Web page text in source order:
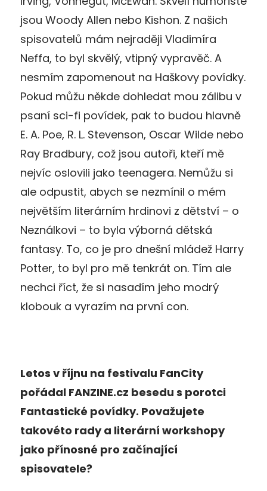
jsou Woody Allen nebo Kishon. Z našich
spisovatelů mám nejraději Vladimíra
Neffa, to byl skvělý, vtipný vypravěč. A
nesmím zapomenout na Haškovy povídky.
Pokud můžu někde dohledat mou zálibu v
psaní sci-fi povídek, pak to budou hlavně
E. A. Poe, R. L. Stevenson, Oscar Wilde nebo
Ray Bradbury, což jsou autoři, kteří mě
nejvíc oslovili jako teenagera. Nemůžu si
ale odpustit, abych se nezmínil o mém
největším literárním hrdinovi z dětství – o
Neználkovi – to byla výborná dětská
fantasy. To, co je pro dnešní mládež Harry
Potter, to byl pro mě tenkrát on. Tím ale
nechci říct, že si nasadím jeho modrý
klobouk a vyrazím na první con.
Letos v říjnu na festivalu FanCity
pořádal FANZINE.cz besedu s porotci
Fantastické povídky. Považujete
takovéto rady a literární workshopy
jako přínosné pro začínající
spisovatele?